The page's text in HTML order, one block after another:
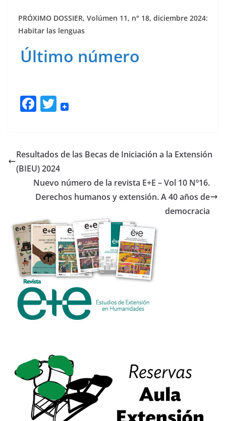
PRÓXIMO DOSSIER, Volúmen 11, n° 18, diciembre 2024:
Habitar las lenguas
Último número
F
b
o
o
k
T
er
Resultados de las Becas de Iniciación a la Extensión
(BIEU) 2024
Nuevo número de la revista E+E – Vol 10 Nº16.
Derechos humanos y extensión. A 40 años de
democracia